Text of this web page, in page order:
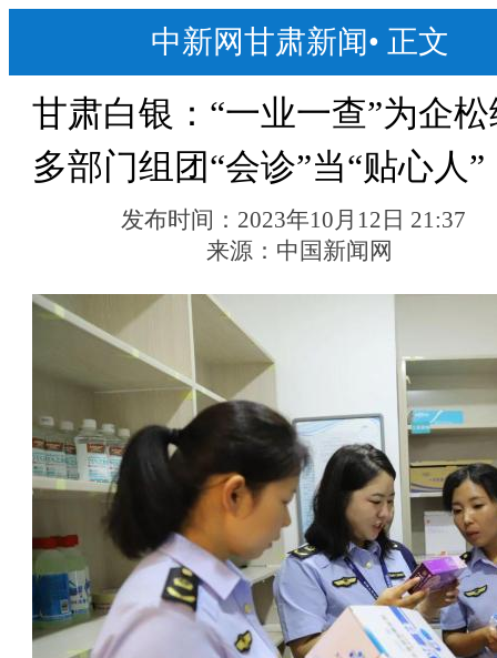
中新网甘肃新闻• 正文
甘肃白银：“一业一查”为企
多部门组团“会诊”当“贴心人”
发布时间： 2023年10月12日 21:37
来源： 中国新闻网